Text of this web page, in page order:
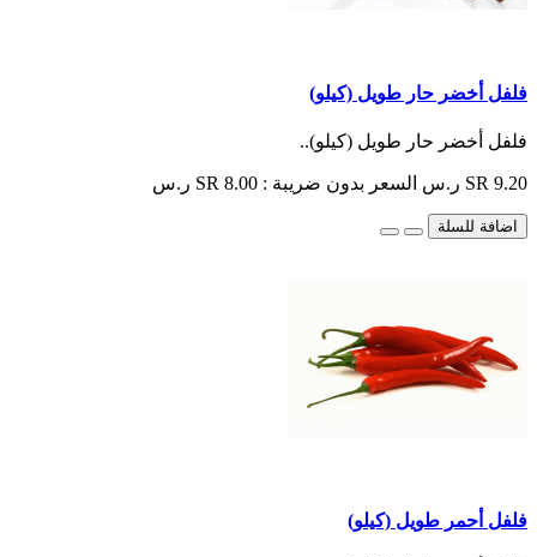
فلفل أخضر حار طويل (كيلو)
فلفل أخضر حار طويل (كيلو)..
SR 9.20 ر.س السعر بدون ضريبة : SR 8.00 ر.س
اضافة للسلة
فلفل أحمر طويل (كيلو)